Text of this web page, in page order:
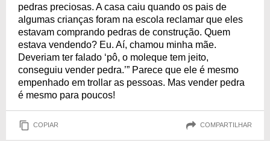
pedras preciosas. A casa caiu quando os pais de
algumas crianças foram na escola reclamar que eles
estavam comprando pedras de construção. Quem
estava vendendo? Eu. Aí, chamou minha mãe.
Deveriam ter falado ‘pô, o moleque tem jeito,
conseguiu vender pedra.’” Parece que ele é mesmo
empenhado em trollar as pessoas. Mas vender pedra
é mesmo para poucos!
COPIAR COMPARTILHAR